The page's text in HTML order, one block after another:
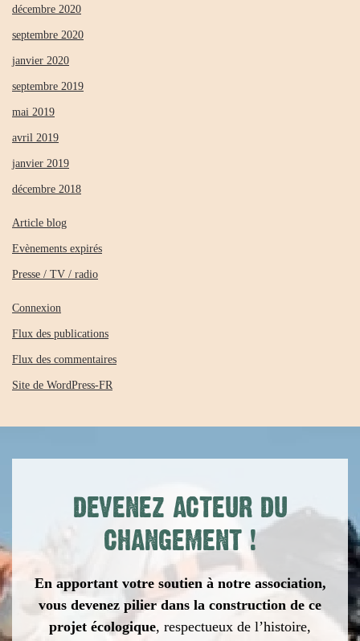
décembre 2020
septembre 2020
janvier 2020
septembre 2019
mai 2019
avril 2019
janvier 2019
décembre 2018
Article blog
Evènements expirés
Presse / TV / radio
Connexion
Flux des publications
Flux des commentaires
Site de WordPress-FR
DEVENEZ ACTEUR DU
CHANGEMENT !
En apportant votre soutien à notre association,
vous devenez pilier dans la construction de ce
projet écologique, respectueux de l’histoire,